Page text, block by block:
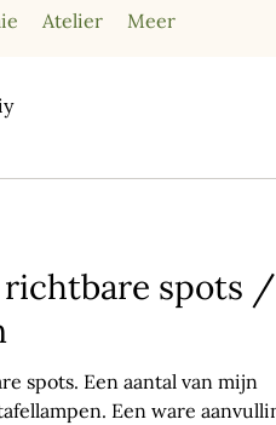
Atelier Meer
richtbare spots /
spots. Een aantal van mijn
Een ware